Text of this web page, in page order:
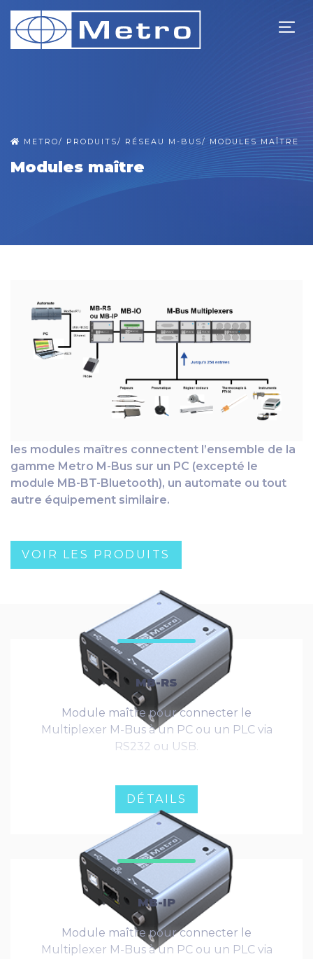
METRO/ PRODUITS/ RÉSEAU M-BUS/ MODULES MAÎTRE
Modules maître
les modules maîtres connectent l’ensemble de la
gamme Metro M-Bus sur un PC (excepté le
module MB-BT-Bluetooth), un automate ou tout
autre équipement similaire.
VOIR LES PRODUITS
MB-RS
Module maître pour connecter le
Multiplexer M-Bus à un PC ou un PLC via
RS232 ou USB.
DÉTAILS
MB-IP
Module maître pour connecter le
Multiplexer M-Bus à un PC ou un PLC via